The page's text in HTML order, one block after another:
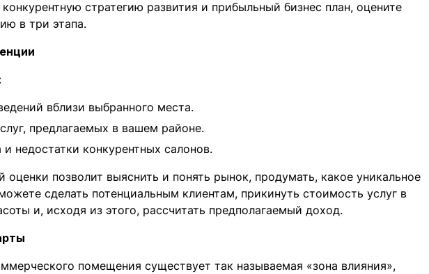
стратегию развития и прибыльный бизнес план, оцените
в три этапа.
вблизи выбранного места.
предлагаемых в вашем районе.
недостатки конкурентных салонов.
оценки позволит выяснить и понять рынок, продумать, какое уникальное
сделать потенциальным клиентам, прикинуть стоимость услуг в
и, исходя из этого, рассчитать предполагаемый доход.
помещения существует так называемая «зона влияния»,